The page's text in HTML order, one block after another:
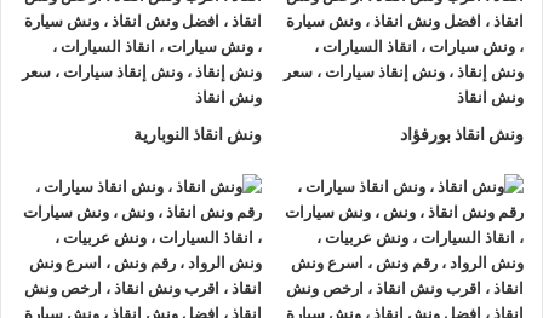
اتصل بخدمة العملاء التابعة لنا على مدار 24 ساعة الآن للحصول
علىأقرب ونش انقاذمن موقعك في الهرم فريق المساعدة على
أهبة الاستعداد و جاهز دائما لمساعدتك في أي وقت من النهار أو
الليل 24/7/365 تشمل خدمات
انقاذ السيارات في الهرم
يلي:
1- السرعة
يصلكونش انقاذ السيارات
بسرعة فائقة خلال 30 دقيقة بحد اقصي
فور طلبك لـونش إنقاذ سيارات من أجل إنقاذ السياراتالمُعطّلة في
الهرم او على الطريق وذلك لأننا نعمل على مدار الساعة طوال أيام
ونش انقاذ بورفؤاد ونش انقاذ النوبارية